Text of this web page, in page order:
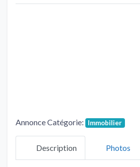
Annonce Catégorie: Immobilier
Description Photos